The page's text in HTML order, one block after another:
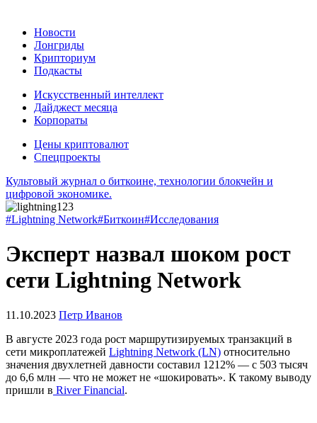
Новости
Лонгриды
Крипториум
Подкасты
Искусственный интеллект
Дайджест месяца
Корпораты
Цены криптовалют
Спецпроекты
Культовый журнал о биткоине, технологии блокчейн и
цифровой экономике.
#Lightning Network#Биткоин#Исследования
Эксперт назвал шоком рост
сети Lightning Network
11.10.2023 Петр Иванов
В августе 2023 года рост маршрутизируемых транзакций в
сети микроплатежей Lightning Network (LN) относительно
значения двухлетней давности составил 1212% — с 503 тысяч
до 6,6 млн — что не может не «шокировать». К такому выводу
пришли в River Financial.